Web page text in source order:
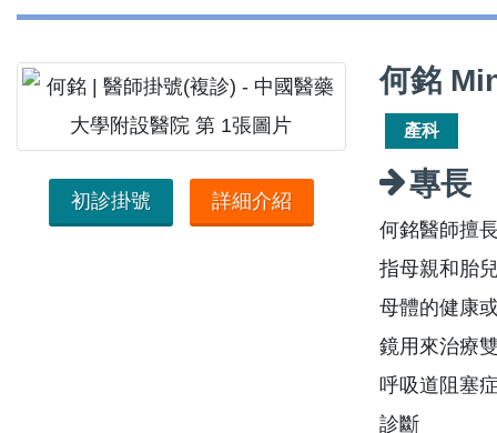
初診掛號 詳細介紹
何銘
產科
專長
何銘醫師擅
指母親和胎
母體的健康
鏡用來治療
呼吸道阻塞
診斷